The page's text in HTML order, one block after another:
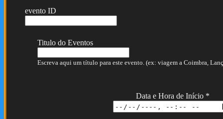
evento ID
Titulo do Eventos
Escreva aqui um título para este evento. (ex: viagem a Coimbra,
Data e Hora de Início *